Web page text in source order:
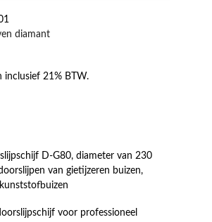
diamant
inclusief 21% BTW.
D-G80, diameter van 230
van gietijzeren buizen,
voor professioneel